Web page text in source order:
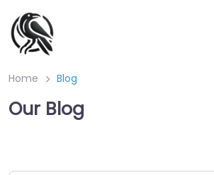
to
content
Home Blog
Our Blog